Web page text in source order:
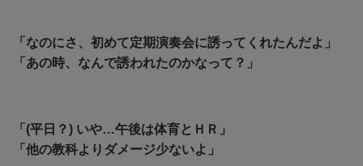
「なのにさ、初めて定期演奏会に誘ってくれたんだよ」
「あの時、なんで誘われたのかなって？」
「(平日？) いや…午後は体育とＨＲ」
「他の教科よりダメージ少ないよ」